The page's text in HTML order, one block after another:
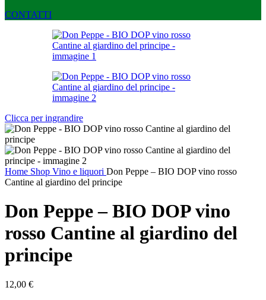
CONTATTI
Clicca per ingrandire
Home Shop Vino e liquori Don Peppe – BIO DOP vino rosso
Cantine al giardino del principe
Don Peppe – BIO DOP vino
rosso Cantine al giardino del
principe
12,00 €